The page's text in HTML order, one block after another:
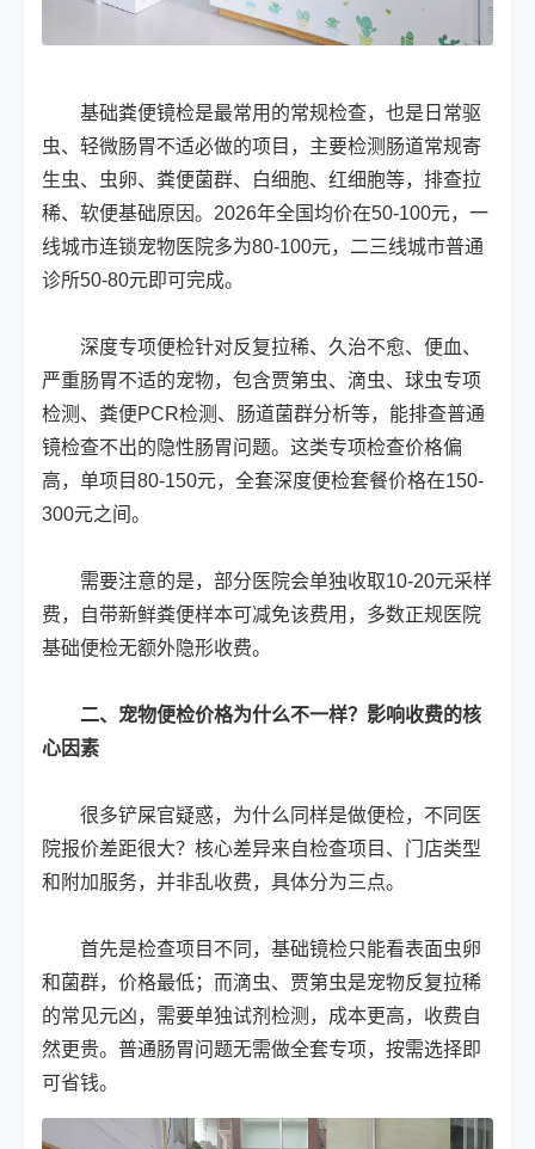
基础粪便镜检是最常用的常规检查，也是日常驱
虫、轻微肠胃不适必做的项目，主要检测肠道常规寄
生虫、虫卵、粪便菌群、白细胞、红细胞等，排查拉
稀、软便基础原因。2026年全国均价在50-100元，一
线城市连锁宠物医院多为80-100元，二三线城市普通
诊所50-80元即可完成。
深度专项便检针对反复拉稀、久治不愈、便血、
严重肠胃不适的宠物，包含贾第虫、滴虫、球虫专项
检测、粪便PCR检测、肠道菌群分析等，能排查普通
镜检查不出的隐性肠胃问题。这类专项检查价格偏
高，单项目80-150元，全套深度便检套餐价格在150-
300元之间。
需要注意的是，部分医院会单独收取10-20元采样
费，自带新鲜粪便样本可减免该费用，多数正规医院
基础便检无额外隐形收费。
二、宠物便检价格为什么不一样？影响收费的核
心因素
很多铲屎官疑惑，为什么同样是做便检，不同医
院报价差距很大？核心差异来自检查项目、门店类型
和附加服务，并非乱收费，具体分为三点。
首先是检查项目不同，基础镜检只能看表面虫卵
和菌群，价格最低；而滴虫、贾第虫是宠物反复拉稀
的常见元凶，需要单独试剂检测，成本更高，收费自
然更贵。普通肠胃问题无需做全套专项，按需选择即
可省钱。